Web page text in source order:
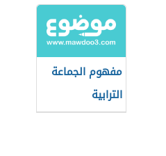
مفهوم الجماعة
الترابية